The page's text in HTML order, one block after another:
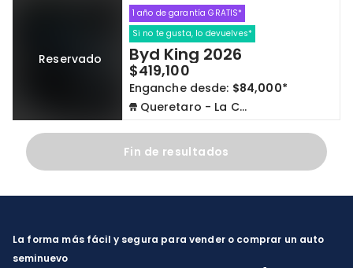
Cdmx y Edo Mex Querétaro
Con garantía
Borrar todo
Reservado
1 año de garantía GRATIS*
Si no te gusta, lo devuelves*
Byd King 2026
$419,100
Enganche desde: $84,000*
Queretaro - La Capilla
Fin de resultados
La forma más fácil y segura para vender o comprar un auto
seminuevo